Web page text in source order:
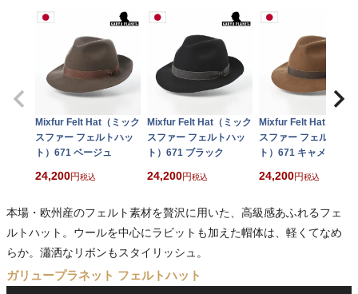
Mixfur Felt Hat（ミック
スファー フェルトハッ
ト）671 ベージュ
24,200 税込
Mixfur Felt Hat（ミック
スファー フェルトハッ
ト）671 ブラック
24,200 税込
Mixfur Felt Hat（ミッ
スファー フェルトハッ
ト）671 キャメル
24,200 税込
本場・欧州産のフェルト素材を贅沢に用いた、高級感あふれるフェ
ルトハット。ウールを中心にラビットも加えた帽体は、軽くてなめ
らか。瀟洒なリボンもスタイリッシュ。
ガリュープラネット フェルトハット